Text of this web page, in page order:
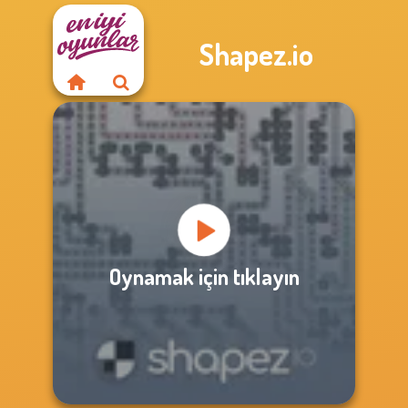
Shapez.io
Oynamak için tıklayın